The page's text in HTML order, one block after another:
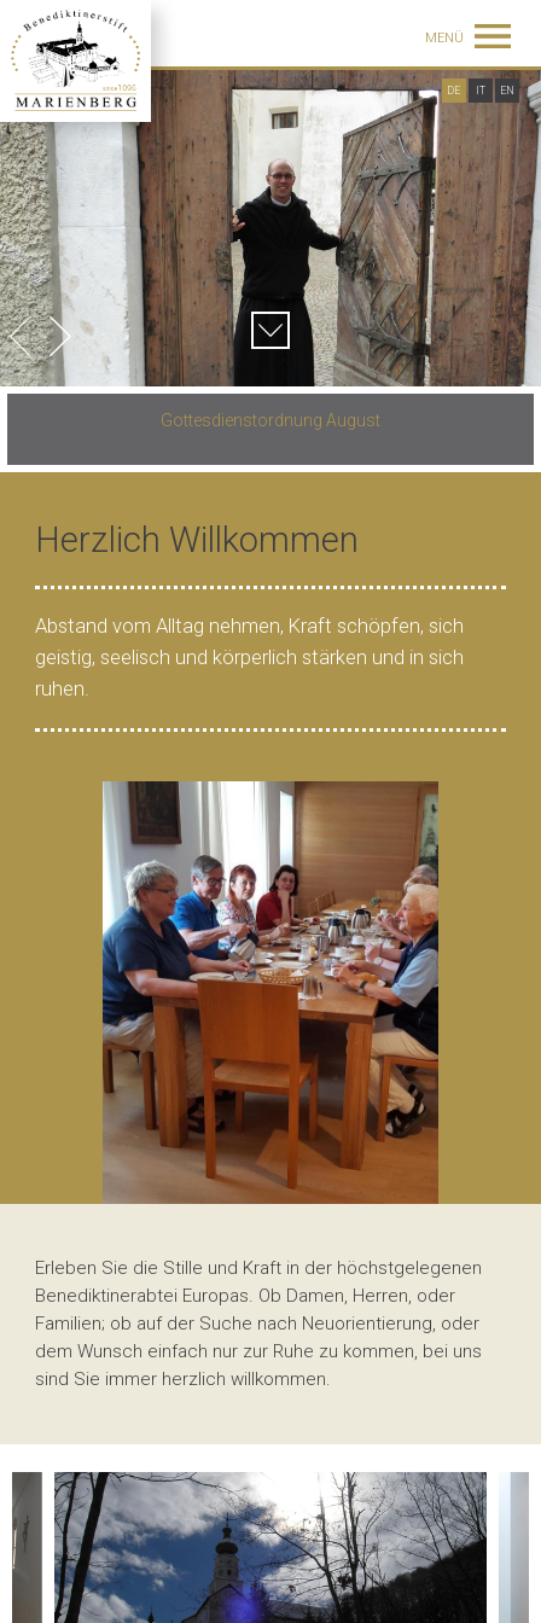
MENÜ
DE IT EN
Gottesdienstordnung August
Herzlich Willkommen
Abstand vom Alltag nehmen, Kraft schöpfen, sich
geistig, seelisch und körperlich stärken und in sich
ruhen.
Erleben Sie die Stille und Kraft in der höchstgelegenen
Benediktinerabtei Europas. Ob Damen, Herren, oder
Familien; ob auf der Suche nach Neuorientierung, oder
dem Wunsch einfach nur zur Ruhe zu kommen, bei uns
sind Sie immer herzlich willkommen.